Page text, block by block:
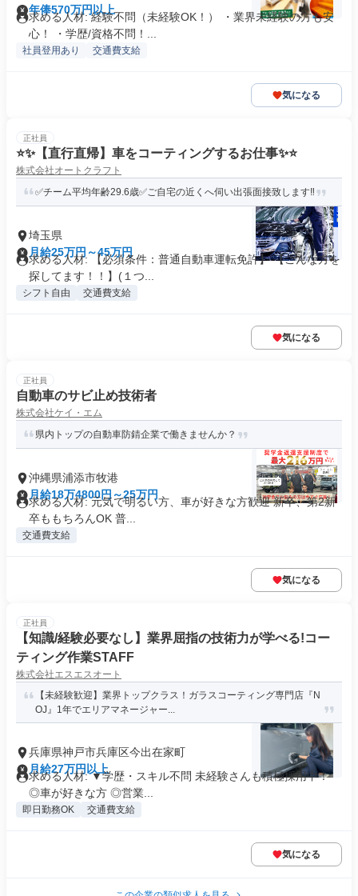
年俸570万円以上
求める人材: 経験不問（未経験OK！） ・業界未経験の方も安
心！ ・学歴/資格不問！...
社員登用あり 交通費支給
気になる
正社員
⭐️✨【直行直帰】車をコーティングするお仕事✨⭐️
株式会社オートクラフト
✅️チーム平均年齢29.6歳✅️ご自宅の近くへ伺い出張面接致します‼
埼玉県
月給25万円～45万円
求める人材: 【必須条件：普通自動車運転免許】 【こんな方を
探してます！！】(１つ...
シフト自由 交通費支給
気になる
正社員
自動車のサビ止め技術者
株式会社ケイ・エム
県内トップの自動車防錆企業で働きませんか？
沖縄県浦添市牧港
月給18万4800円～25万円
求める人材: 元気で明るい方、車が好きな方歓迎 新卒、第2新
卒ももちろんOK 普...
交通費支給
気になる
正社員
【知識/経験必要なし】業界屈指の技術力が学べる!コー
ティング作業STAFF
株式会社エスエスオート
【未経験歓迎】業界トップクラス！ガラスコーティング専門店『N
OJ』1年でエリアマネージャー...
兵庫県神戸市兵庫区今出在家町
月給27万円以上
求める人材: ▼学歴・スキル不問 未経験さんも積極採用中！
◎車が好きな方 ◎営業...
即日勤務OK 交通費支給
気になる